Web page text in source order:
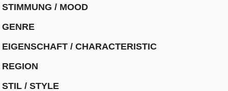
STIMMUNG / MOOD
GENRE
EIGENSCHAFT / CHARACTERISTIC
REGION
STIL / STYLE